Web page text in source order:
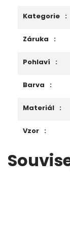
Kategorie :
Záruka :
Pohlaví :
Barva :
Materiál :
Vzor :